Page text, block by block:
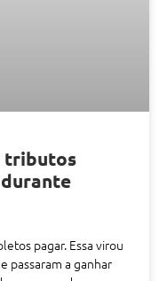
tributos
pagar. Essa virou
passaram a ganhar